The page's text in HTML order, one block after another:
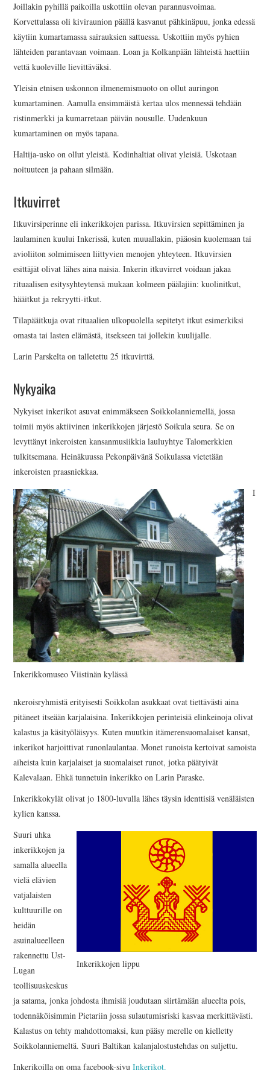
Joillakin pyhillä paikoilla uskottiin olevan parannusvoimaa.
Korvettulassa oli kiviraunion päällä kasvanut pähkinäpuu, jonka edessä
käytiin kumartamassa sairauksien sattuessa. Uskottiin myös pyhien
lähteiden parantavaan voimaan. Loan ja Kolkanpään lähteistä haettiin
vettä kuoleville lievittäväksi.
Yleisin etnisen uskonnon ilmenemismuoto on ollut auringon
kumartaminen. Aamulla ensimmäistä kertaa ulos mennessä tehdään
ristinmerkki ja kumarretaan päivän nousulle. Uudenkuun
kumartaminen on myös tapana.
Haltija-usko on ollut yleistä. Kodinhaltiat olivat yleisiä. Uskotaan
noituuteen ja pahaan silmään.
Itkuvirret
Itkuvirsiperinne eli inkerikkojen parissa. Itkuvirsien sepittäminen ja
laulaminen kuului Inkerissä, kuten muuallakin, pääosin kuolemaan tai
avioliiton solmimiseen liittyvien menojen yhteyteen. Itkuvirsien
esittäjät olivat lähes aina naisia. Inkerin itkuvirret voidaan jakaa
rituaalisen esitysyhteytensä mukaan kolmeen päälajiin: kuolinitkut,
hääitkut ja rekryytti-itkut.
Tilapääitkuja ovat rituaalien ulkopuolella sepitetyt itkut esimerkiksi
omasta tai lasten elämästä, itsekseen tai jollekin kuulijalle.
Larin Parskelta on talletettu 25 itkuvirttä.
Nykyaika
Nykyiset inkerikot asuvat enimmäkseen Soikkolanniemellä, jossa
toimii myös aktiivinen inkerikkojen järjestö Soikula seura. Se on
levyttänyt inkeroisten kansanmusiikkia lauluyhtye Talomerkkien
tulkitsemana. Heinäkuussa Pekonpäivänä Soikulassa vietetään
inkeroisten praasniekkaa.
Inkerikkomuseo Viistinän kylässä
I
nkeroisryhmistä erityisesti Soikkolan asukkaat ovat tiettävästi aina
pitäneet itseään karjalaisina. Inkerikkojen perinteisiä elinkeinoja olivat
kalastus ja käsityöläisyys. Kuten muutkin itämerensuomalaiset kansat,
inkerikot harjoittivat runonlaulantaa. Monet runoista kertoivat samoista
aiheista kuin karjalaiset ja suomalaiset runot, jotka päätyivät
Kalevalaan. Ehkä tunnetuin inkerikko on Larin Paraske.
Inkerikkokylät olivat jo 1800-luvulla lähes täysin identtisiä venäläisten
kylien kanssa.
Inkerikkojen lippu
Suuri uhka
inkerikkojen ja
samalla alueella
vielä elävien
vatjalaisten
kulttuurille on
heidän
asuinalueelleen
rakennettu Ust-
Lugan
teollisuuskeskus
ja satama, jonka johdosta ihmisiä joudutaan siirtämään alueelta pois,
todennäköisimmin Pietariin jossa sulautumisriski kasvaa merkittävästi.
Kalastus on tehty mahdottomaksi, kun pääsy merelle on kielletty
Soikkolanniemeltä. Suuri Baltikan kalanjalostustehdas on suljettu.
Inkerikoilla on oma facebook-sivuInkerikot.